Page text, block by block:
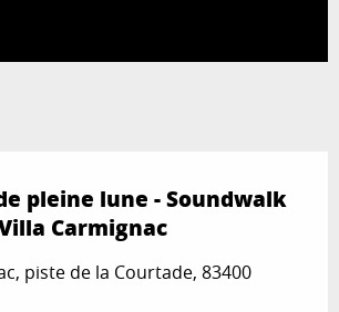
pleine lune - Soundwalk
Carmignac
piste de la Courtade, 83400